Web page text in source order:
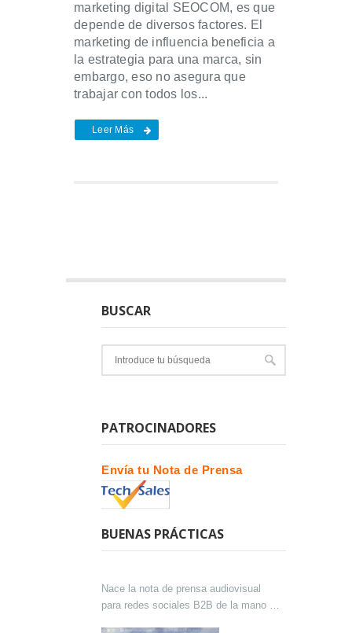
marketing digital SEOCOM, es que
depende de diversos factores. El
marketing de influencia beneficia a
la estrategia para una marca, sin
embargo, eso no asegura que
trabajar con todos los...
Leer Más
BUSCAR
PATROCINADORES
Envía tu Nota de Prensa
BUENAS PRÁCTICAS
Nace la nota de prensa audiovisual
para redes sociales B2B de la mano de